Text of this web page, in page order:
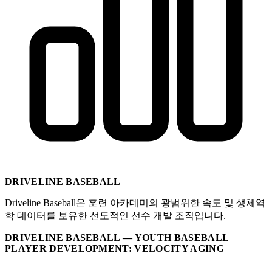
DRIVELINE BASEBALL
Driveline Baseball은 훈련 아카데미의 광범위한 속도 및 생체역
학 데이터를 보유한 선도적인 선수 개발 조직입니다.
DRIVELINE BASEBALL — YOUTH BASEBALL
PLAYER DEVELOPMENT: VELOCITY AGING